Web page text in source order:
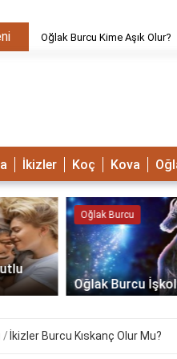
Oğlak Burcu Kime Aşık Olur?
İkizler Koç Kova
Oğlak Burcu
Oğlak Burcu
İkizler Burcu Kıskanç Olur Mu?